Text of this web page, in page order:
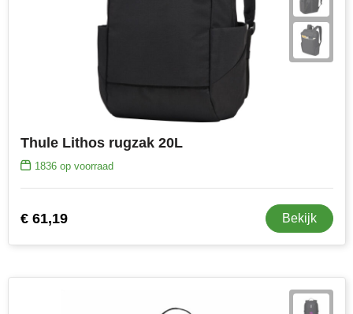
Thule Lithos rugzak 20L
1836op voorraad
€ 61,19 Bekijk